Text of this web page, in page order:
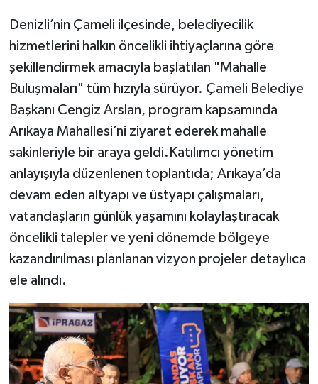
Denizli’nin Çameli ilçesinde, belediyecilik
hizmetlerini halkın öncelikli ihtiyaçlarına göre
şekillendirmek amacıyla başlatılan "Mahalle
Buluşmaları" tüm hızıyla sürüyor. Çameli Belediye
Başkanı Cengiz Arslan, program kapsamında
Arıkaya Mahallesi’ni ziyaret ederek mahalle
sakinleriyle bir araya geldi.Katılımcı yönetim
anlayışıyla düzenlenen toplantıda; Arıkaya’da
devam eden altyapı ve üstyapı çalışmaları,
vatandaşların günlük yaşamını kolaylaştıracak
öncelikli talepler ve yeni dönemde bölgeye
kazandırılması planlanan vizyon projeler detaylıca
ele alındı.